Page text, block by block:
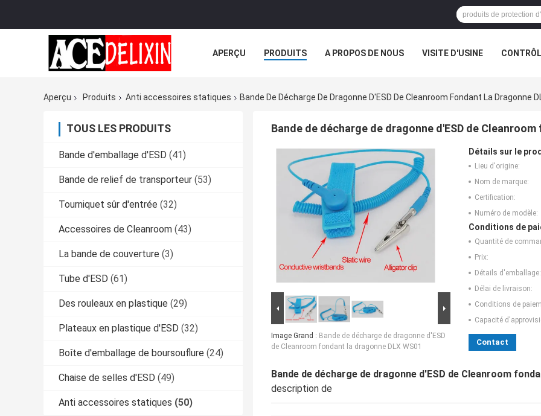
APERÇU PRODUITS A PROPOS DE NOUS VISITE D'USINE
Aperçu
Produits Anti accessoires statiques Bande De Décharge De Dragonne D'ESD De Cleanroom Fondant La Dragonne
TOUS LES PRODUITS
Bande d'emballage d'ESD (41)
Bande de relief de transporteur (53)
Tourniquet sûr d'entrée (32)
Accessoires de Cleanroom (43)
La bande de couverture (3)
Tube d'ESD (61)
Des rouleaux en plastique (29)
Plateaux en plastique d'ESD (32)
Boîte d'emballage de boursouflure (24)
Chaise de selles d'ESD (49)
Anti accessoires statiques (50)
Bande de décharge de dragonne d'ESD de
Image Grand : Bande de décharge de dragonne d'ESD
de Cleanroom fondant la dragonne DLX WS01
Détails sur le
Lieu d'origine:
Nom de marque:
Certification:
Numéro de modèle:
Conditions de
Quantité de
Prix:
Détails d'emballage:
Délai de livraison:
Conditions de
Capacité
Contact
Bande de décharge de dragonne d'ESD de Cleanroom
description de